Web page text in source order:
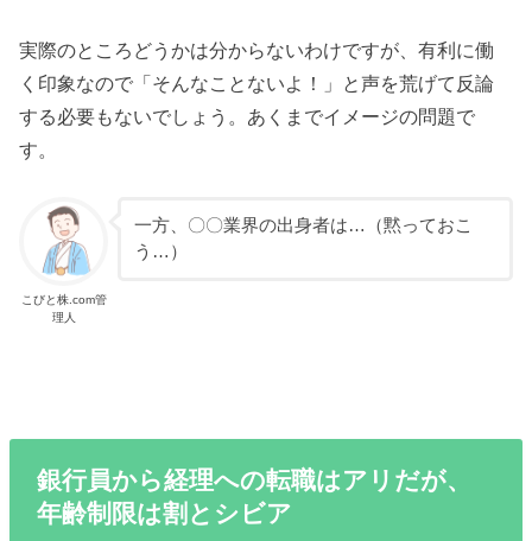
実際のところどうかは分からないわけですが、有利に働
く印象なので「そんなことないよ！」と声を荒げて反論
する必要もないでしょう。あくまでイメージの問題で
す。
こびと株.com管
理人
一方、〇〇業界の出身者は…（黙っておこ
う…）
銀行員から経理への転職はアリだが、
年齢制限は割とシビア